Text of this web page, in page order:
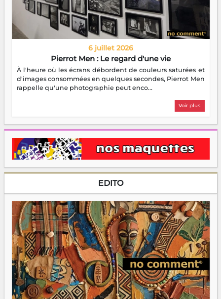
6 juillet 2026
Pierrot Men : Le regard d'une vie
À l'heure où les écrans débordent de couleurs saturées et
d'images consommées en quelques secondes, Pierrot Men
rappelle qu'une photographie peut enco...
Voir plus
EDITO